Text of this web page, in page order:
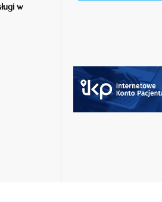
w
czytaj